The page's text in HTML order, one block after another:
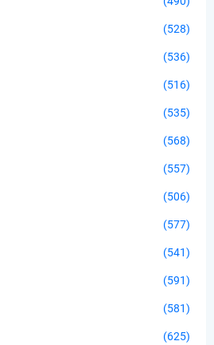
(528)
(536)
(516)
(535)
(568)
(557)
(506)
(577)
(541)
(591)
(581)
(625)